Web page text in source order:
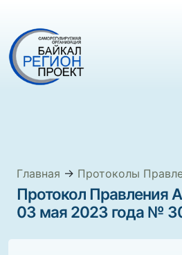
Главная → Протоколы
Протокол Правления
03 мая 2023 года №